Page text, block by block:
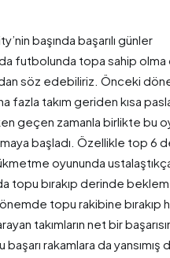
başında başarılı günler
futbolunda topa sahip olma
söz edebiliriz. Önceki
fazla takım geriden kısa
geçen zamanla birlikte bu
başladı. Özellikle top 6
oyununda
topu bırakıp derinde
topu rakibine bırakıp
takımların net bir
rakamlara da yansımış